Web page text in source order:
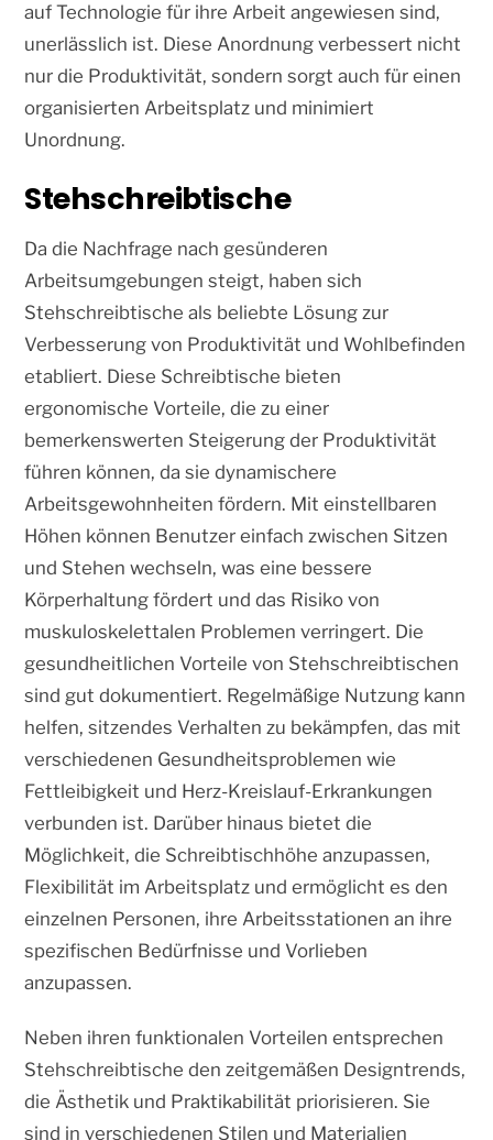
auf Technologie für ihre Arbeit angewiesen sind,
unerlässlich ist. Diese Anordnung verbessert nicht
nur die Produktivität, sondern sorgt auch für einen
organisierten Arbeitsplatz und minimiert
Unordnung.
Stehschreibtische
Da die Nachfrage nach gesünderen
Arbeitsumgebungen steigt, haben sich
Stehschreibtische als beliebte Lösung zur
Verbesserung von Produktivität und Wohlbefinden
etabliert. Diese Schreibtische bieten
ergonomische Vorteile, die zu einer
bemerkenswerten Steigerung der Produktivität
führen können, da sie dynamischere
Arbeitsgewohnheiten fördern. Mit einstellbaren
Höhen können Benutzer einfach zwischen Sitzen
und Stehen wechseln, was eine bessere
Körperhaltung fördert und das Risiko von
muskuloskelettalen Problemen verringert. Die
gesundheitlichen Vorteile von Stehschreibtischen
sind gut dokumentiert. Regelmäßige Nutzung kann
helfen, sitzendes Verhalten zu bekämpfen, das mit
verschiedenen Gesundheitsproblemen wie
Fettleibigkeit und Herz-Kreislauf-Erkrankungen
verbunden ist. Darüber hinaus bietet die
Möglichkeit, die Schreibtischhöhe anzupassen,
Flexibilität im Arbeitsplatz und ermöglicht es den
einzelnen Personen, ihre Arbeitsstationen an ihre
spezifischen Bedürfnisse und Vorlieben
anzupassen.
Neben ihren funktionalen Vorteilen entsprechen
Stehschreibtische den zeitgemäßen Designtrends,
die Ästhetik und Praktikabilität priorisieren. Sie
sind in verschiedenen Stilen und Materialien